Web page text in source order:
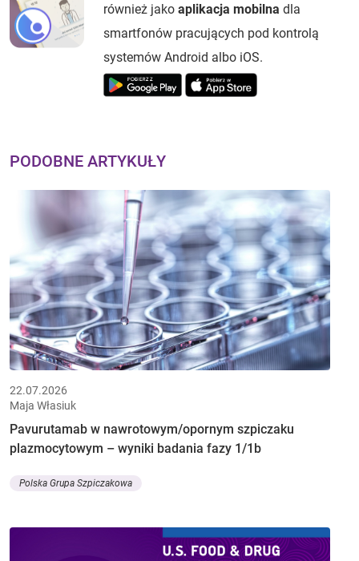
również jako aplikacja mobilna dla
smartfonów pracujących pod kontrolą
systemów Android albo iOS.
PODOBNE ARTYKUŁY
22.07.2026
Maja Własiuk
Pavurutamab w nawrotowym/opornym szpiczaku
plazmocytowym – wyniki badania fazy 1/1b
Polska Grupa Szpiczakowa